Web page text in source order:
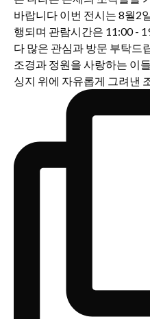
조경과 정원을 사랑하는 이
싱지 위에 자유롭게 그려낸